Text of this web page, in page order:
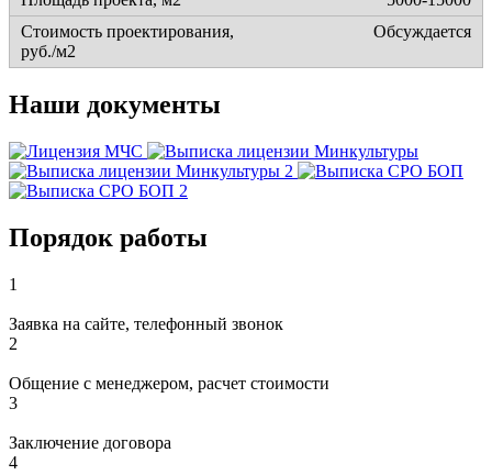
Обсуждается
Наши документы
Порядок работы
1
Заявка на сайте, телефонный звонок
2
Общение с менеджером, расчет стоимости
3
Заключение договора
4